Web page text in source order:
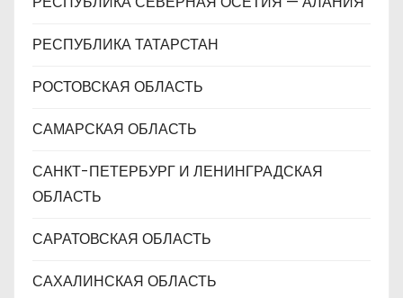
РЕСПУБЛИКА ТАТАРСТАН
РОСТОВСКАЯ ОБЛАСТЬ
САМАРСКАЯ ОБЛАСТЬ
САНКТ-ПЕТЕРБУРГ И ЛЕНИНГРАДСКАЯ
ОБЛАСТЬ
САРАТОВСКАЯ ОБЛАСТЬ
САХАЛИНСКАЯ ОБЛАСТЬ